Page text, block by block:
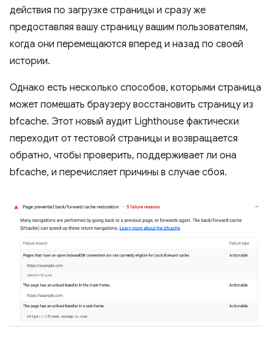
действия по загрузке страницы и сразу же
предоставляя вашу страницу вашим пользователям,
когда они перемещаются вперед и назад по своей
истории.
Однако есть несколько способов, которыми страница
может помешать браузеру восстановить страницу из
bfcache. Этот новый аудит Lighthouse фактически
переходит от тестовой страницы и возвращается
обратно, чтобы проверить, поддерживает ли она
bfcache, и перечисляет причины в случае сбоя.